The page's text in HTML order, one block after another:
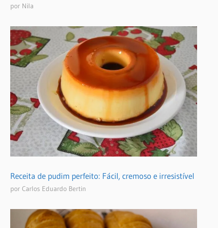
por Nila
Receita de pudim perfeito: Fácil, cremoso e irresistível
por Carlos Eduardo Bertin